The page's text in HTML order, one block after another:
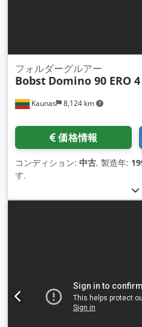
Kaunas 8,124 km
フォルダーグルアー
Bobst Domino 90 ERO
価格情報
コンディション: 中古, 製造年:
す,